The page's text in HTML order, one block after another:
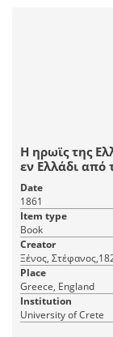
Η ηρωϊς της
εν Ελλάδι από του
Στεφάνου Θ.
Date
1861
Item type
Book
Creator
Ξένος,
Place
Greece, England
Institution
University of Crete